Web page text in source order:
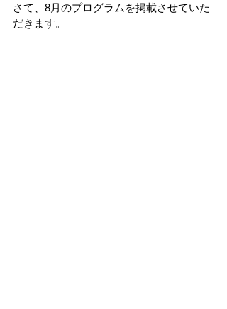
さて、8月のプログラムを掲載させていた
だきます。